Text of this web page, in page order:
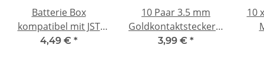
Batterie Box
kompatibel mit JST
BEC - mit Schalter - 4 x
4,49 € *
10 Paar 3.5 mm
Goldkontaktstecker |
Hochstrom Stecker
3,99 € *
10